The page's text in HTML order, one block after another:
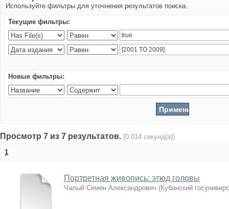
Используйте фильтры для уточнения результатов поиска.
Текущие фильтры:
Новые фильтры:
Просмотр 7 из 7 результатов. (0.014 секунд(а))
1
Портретная живопись: этюд головы
Чалый Семен Александрович (Кубанский